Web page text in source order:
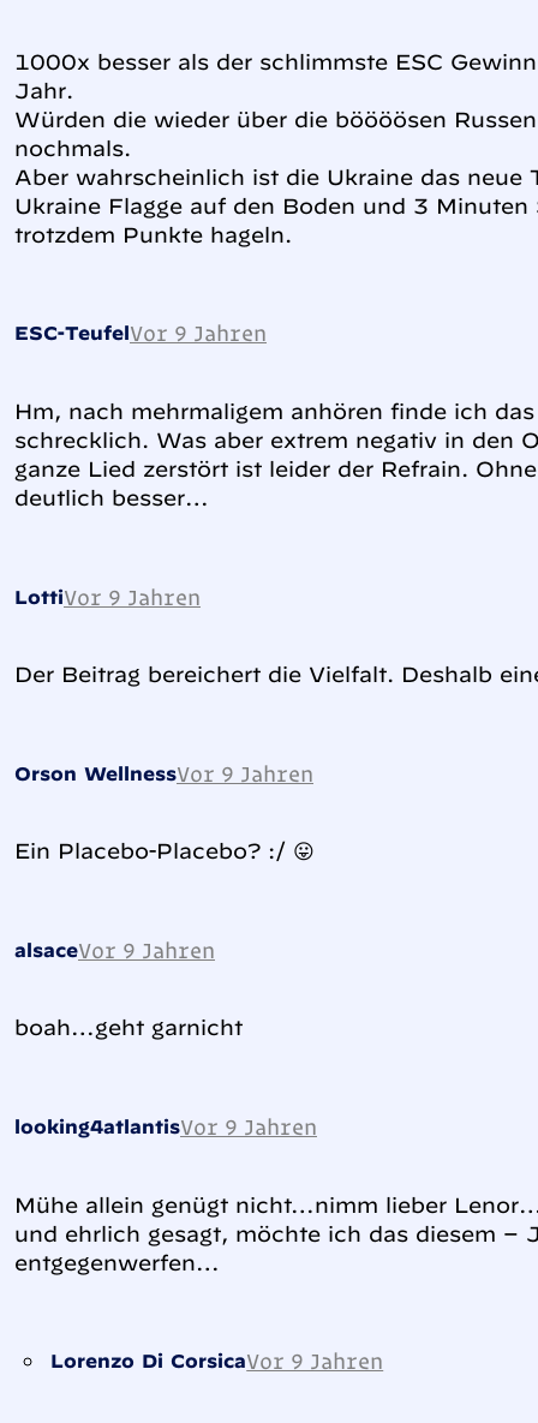
1000x besser als der schlimmste ESC
Jahr.
Würden die wieder über die böööösen
nochmals.
Aber wahrscheinlich ist die Ukraine das neue
Ukraine Flagge auf den Boden und 3
trotzdem Punkte hageln.
ESC-TeufelVor 9 Jahren
Hm, nach mehrmaligem anhören finde ich
schrecklich. Was aber extrem negativ in den
ganze Lied zerstört ist leider der Refrain.
deutlich besser…
LottiVor 9 Jahren
Der Beitrag bereichert die Vielfalt. Deshalb
Orson WellnessVor 9 Jahren
Ein Placebo-Placebo? :/ 😛
alsaceVor 9 Jahren
boah…geht garnicht
looking4atlantisVor 9 Jahren
Mühe allein genügt nicht…nimm lieber
und ehrlich gesagt, möchte ich das diesem –
entgegenwerfen…
Lorenzo Di CorsicaVor 9 Jahren